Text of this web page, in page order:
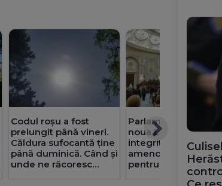
Codul roșu a fost
prelungit până vineri.
Căldura sufocantă ține
până duminică. Când și
unde ne răcoresc
Parlamentul a
noua Lege a
integrității, cu
amendamentul PSD
pentru Fritz. Circ în
Senat cu amante și